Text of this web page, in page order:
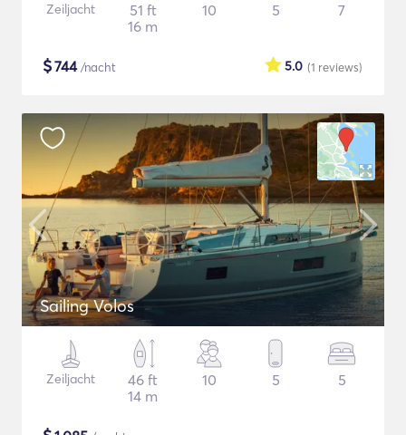
Zeiljacht
51 ft
16 m
10 5 7
$744/nacht (1 reviews)
5.0
Sailing Volos
Zeiljacht
46 ft
14 m
10 5 5